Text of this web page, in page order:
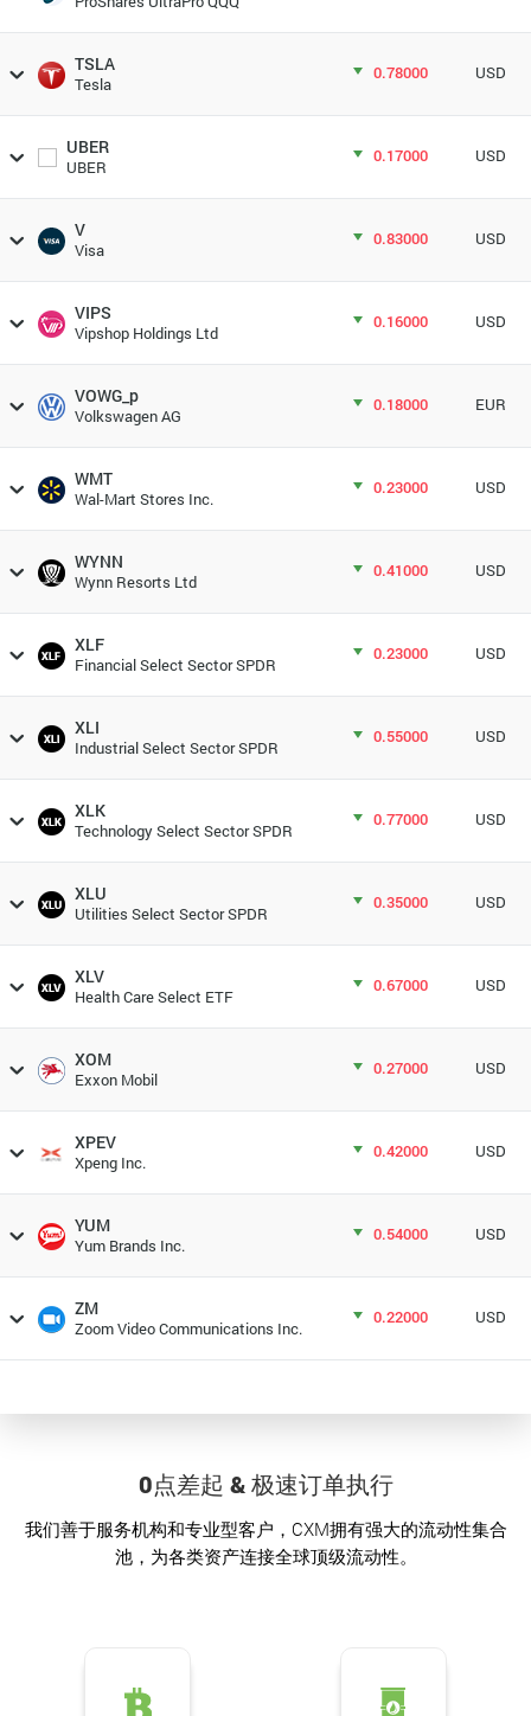
TSLA
Tesla
0.78000 USD
UBER
UBER
0.17000 USD
V
Visa
0.83000 USD
VIPS
Vipshop Holdings Ltd
0.16000 USD
VOWG_p
Volkswagen AG
0.18000 EUR
WMT
Wal-Mart Stores Inc.
0.23000 USD
WYNN
Wynn Resorts Ltd
0.41000 USD
XLF
Financial Select Sector SPDR
0.23000 USD
XLI
Industrial Select Sector SPDR
0.55000 USD
XLK
Technology Select Sector SPDR
0.77000 USD
XLU
Utilities Select Sector SPDR
0.35000 USD
XLV
Health Care Select ETF
0.67000 USD
XOM
Exxon Mobil
0.27000 USD
XPEV
Xpeng Inc.
0.42000 USD
YUM
Yum Brands Inc.
0.54000 USD
ZM
Zoom Video Communications Inc.
0.22000 USD
0点差起 & 极速订单执行
我们善于服务机构和专业型客户，CXM拥有强大的流动性集合
池，为各类资产连接全球顶级流动性。